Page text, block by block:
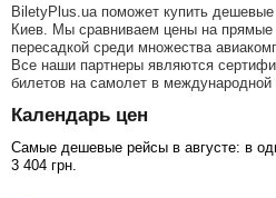
BiletyPlus.ua поможет купить
Киев. Мы сравниваем цены на прямые
пересадкой среди множества
Все наши партнеры являются
билетов на самолет в международной
Календарь цен
Самые дешевые рейсы в августе: в
3 404 грн